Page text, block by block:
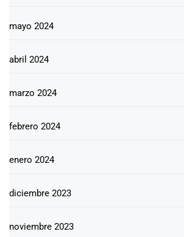
mayo 2024
abril 2024
marzo 2024
febrero 2024
enero 2024
diciembre 2023
noviembre 2023